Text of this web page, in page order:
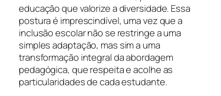
educação que valorize a diversidade. Essa
postura é imprescindível, uma vez que a
inclusão escolar não se restringe a uma
simples adaptação, mas sim a uma
transformação integral da abordagem
pedagógica, que respeita e acolhe as
particularidades de cada estudante.